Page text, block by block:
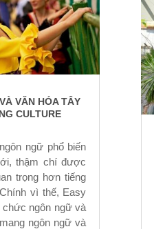
VĂN HÓA TÂY
CULTURE
ngữ phổ biến
thậm chí được
trọng hơn tiếng
vì thế, Easy
chức ngôn ngữ và
ngôn ngữ và